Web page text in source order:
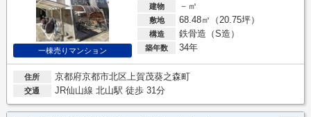
一棟売りマンション
建物 －㎡
敷地 68.48㎡（20.75坪）
構造 鉄骨造（S造）
築年数 34年
住所 京都府京都市北区上賀茂葵之森町
交通 JR仙山線 北山駅 徒歩 31分